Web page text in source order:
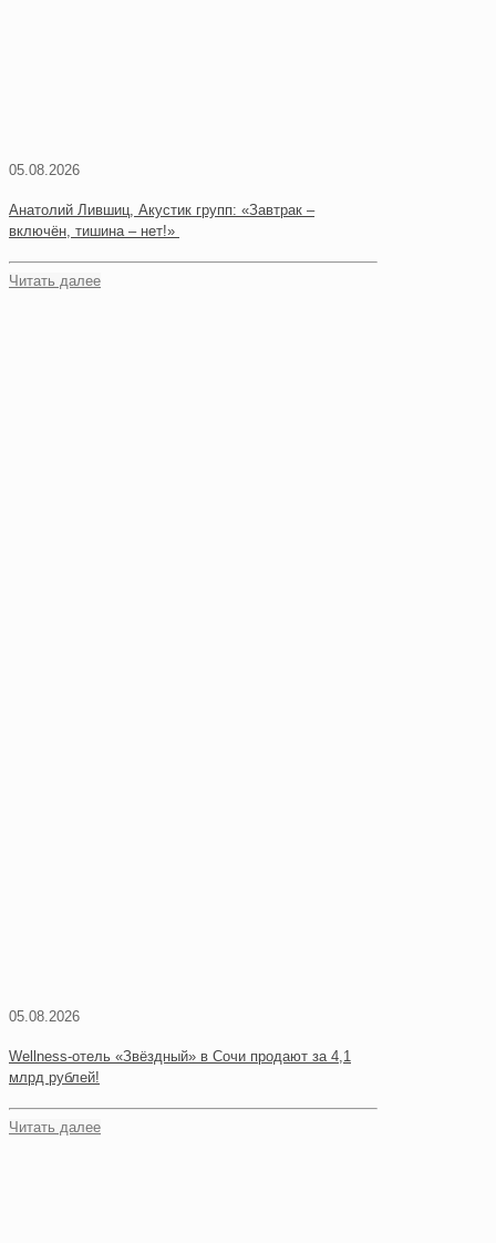
05.08.2026
Анатолий Лившиц, Акустик групп: «Завтрак –
включён, тишина – нет!»
Читать далее
05.08.2026
Wellness-отель «Звёздный» в Сочи продают за 4,1
млрд рублей!
Читать далее